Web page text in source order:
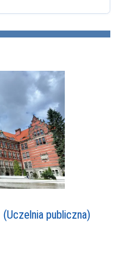
(Uczelnia publiczna)